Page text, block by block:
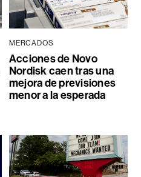
MERCADOS
Acciones de Novo
Nordisk caen tras una
mejora de previsiones
menor a la esperada